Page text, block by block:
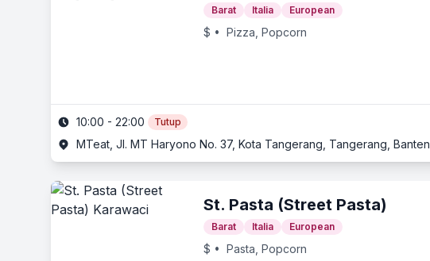
Barat Italia European
$ • Pizza, Popcorn
10:00 - 22:00 Tutup
MTeat, Jl. MT Haryono No. 37, Kota Tangerang, Tangerang, Banten
St. Pasta (Street Pasta)
Barat Italia European
$ • Pasta, Popcorn